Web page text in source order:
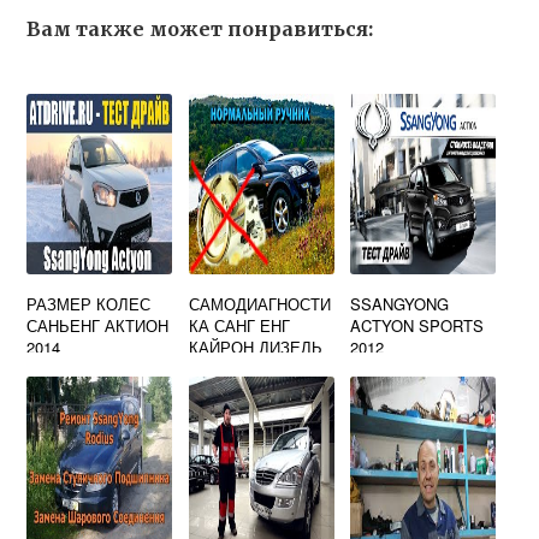
Вам также может понравиться:
РАЗМЕР КОЛЕС
САНЬЕНГ АКТИОН
2014
САМОДИАГНОСТИ
КА САНГ ЕНГ
КАЙРОН ДИЗЕЛЬ
SSANGYONG
ACTYON SPORTS
2012
И